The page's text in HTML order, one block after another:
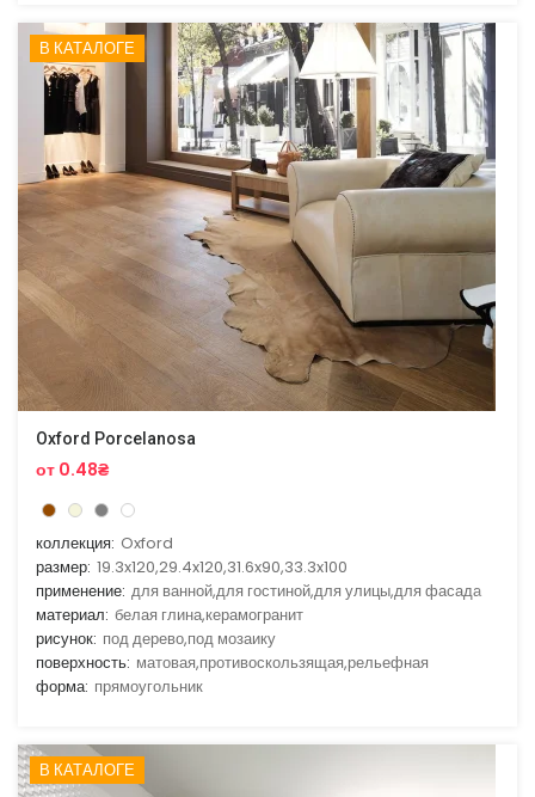
В КАТАЛОГЕ
Oxford Porcelanosa
от 0.48₴
коллекция: Oxford
размер: 19.3x120,29.4x120,31.6x90,33.3x100
применение: для ванной,для гостиной,для улицы,для фасада
материал: белая глина,керамогранит
рисунок: под дерево,под мозаику
поверхность: матовая,противоскользящая,рельефная
форма: прямоугольник
В КАТАЛОГЕ